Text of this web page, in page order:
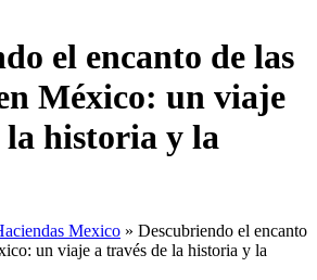
el encanto de las
México: un viaje
la historia y la
Mexico » Descubriendo el encanto
un viaje a través de la historia y la